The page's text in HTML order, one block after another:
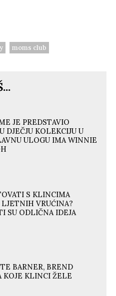
moms club
JE PREDSTAVIO
DJEČJU KOLEKCIJU U
ULOGU IMA WINNIE
S KLINCIMA
VRUĆINA?
SU ODLIČNA IDEJA
BARNER, BREND
KOJE KLINCI ŽELE